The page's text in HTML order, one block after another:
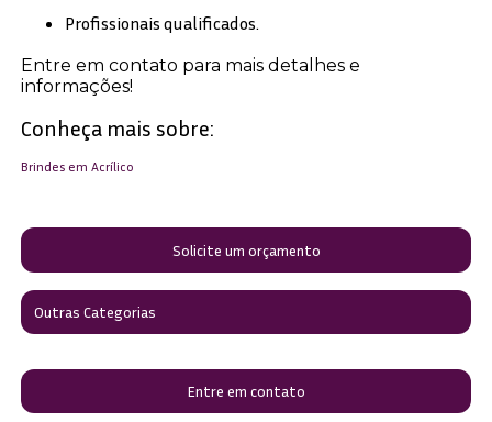
Profissionais qualificados.
Entre em contato para mais detalhes e
informações!
Conheça mais sobre:
Brindes em Acrílico
Solicite um orçamento
Outras Categorias
Entre em contato